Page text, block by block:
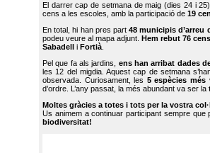
El darrer cap de setmana de maig (dies 24 i
cens a les escoles, amb la participació de 19
En total, hi han pres part48 municipis d’arreu
podeu veure al mapa adjunt. Hem rebut 76
Sabadell
i Fortià.
Pel que fa als jardins, ens han arribat dades
les 12 del migdia. Aquest cap de setmana
observada. Curiosament, les 5 espècies més
d’ordre. L’any passat, la més abundant va ser la
Moltes gràcies a totes i tots per la vostra
Us animem a continuar participant sempre que
biodiversitat!